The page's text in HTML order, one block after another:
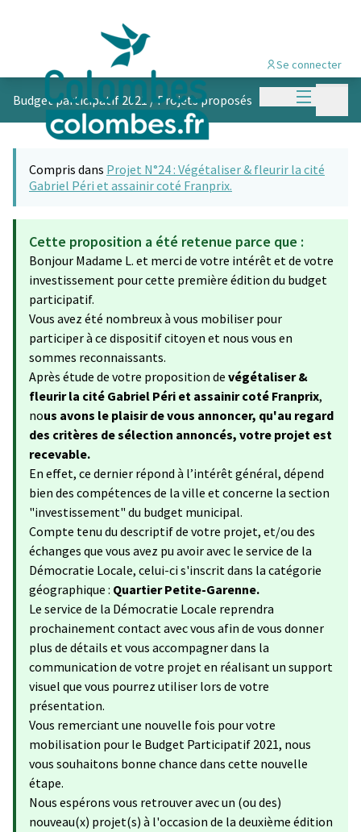
Menu
Se connecter
Budget participatif 2021 /Projets proposés
Compris dans Projet N°24 : Végétaliser & fleurir la cité
Gabriel Péri et assainir coté Franprix.
Cette proposition a été retenue parce que :
Bonjour Madame L. et merci de votre intérêt et de votre
investissement pour cette première édition du budget
participatif.
Vous avez été nombreux à vous mobiliser pour
participer à ce dispositif citoyen et nous vous en
sommes reconnaissants.
Après étude de votre proposition de végétaliser &
fleurir la cité Gabriel Péri et assainir coté Franprix,
nous avons le plaisir de vous annoncer, qu'au regard
des critères de sélection annoncés, votre projet est
recevable.
En effet, ce dernier répond à l’intérêt général, dépend
bien des compétences de la ville et concerne la section
"investissement" du budget municipal.
Compte tenu du descriptif de votre projet, et/ou des
échanges que vous avez pu avoir avec le service de la
Démocratie Locale, celui-ci s'inscrit dans la catégorie
géographique : Quartier Petite-Garenne.
Le service de la Démocratie Locale reprendra
prochainement contact avec vous afin de vous donner
plus de détails et vous accompagner dans la
communication de votre projet en réalisant un support
visuel que vous pourrez utiliser lors de votre
présentation.
Vous remerciant une nouvelle fois pour votre
mobilisation pour le Budget Participatif 2021, nous
vous souhaitons bonne chance dans cette nouvelle
étape.
Nous espérons vous retrouver avec un (ou des)
nouveau(x) projet(s) à l'occasion de la deuxième édition